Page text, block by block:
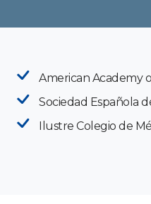
American Academy
Sociedad Española
Ilustre Colegio de